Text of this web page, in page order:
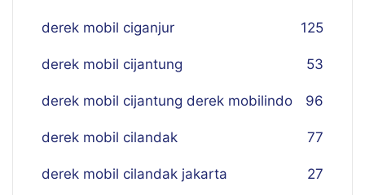
derek mobil ciganjur 125
derek mobil cijantung 53
derek mobil cijantung derek mobilindo 96
derek mobil cilandak 77
derek mobil cilandak jakarta 27